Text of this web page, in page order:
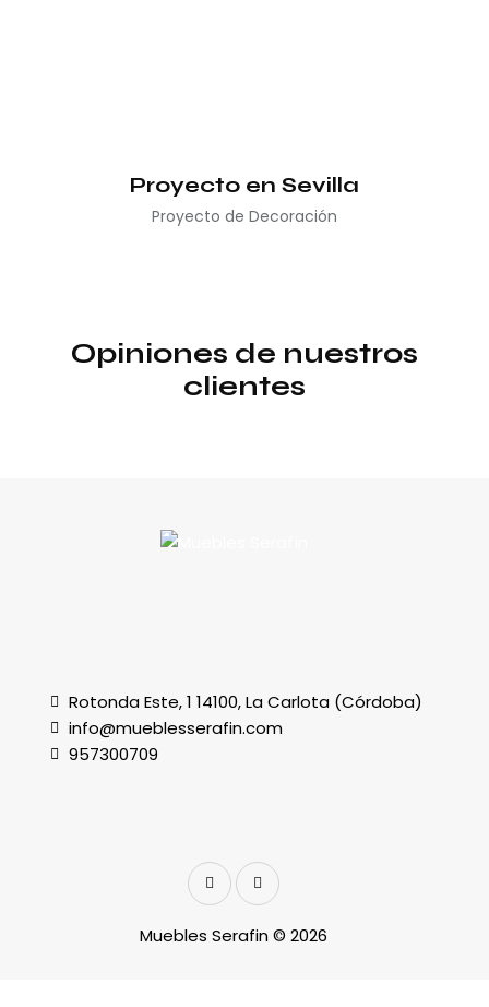
Proyecto en Sevilla
Proyecto de Decoración
Opiniones de nuestros
clientes
Rotonda Este, 1 14100, La Carlota (Córdoba)
info@mueblesserafin.com
957300709
Muebles Serafin © 2026